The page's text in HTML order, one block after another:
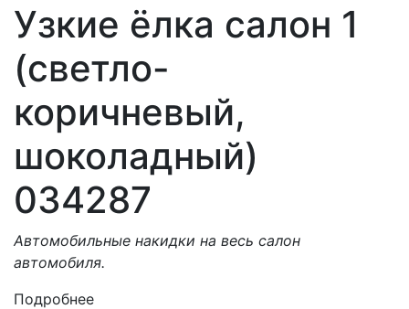
Узкие ёлка салон 1
(светло-
коричневый,
шоколадный)
034287
Автомобильные накидки на весь салон
автомобиля.
Подробнее